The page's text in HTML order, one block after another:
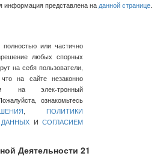
информация представлена наданной странице.
или частично
любых спорных
на себя пользователи,
на сайте незаконно
на элек-тронный
ознакомьтесь
, ПОЛИТИКИ
И СОГЛАСИЕМ
Деятельности 21